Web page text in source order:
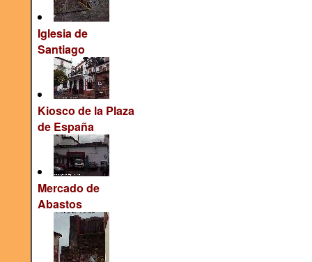
Iglesia de
Santiago
Kiosco de la Plaza
de España
Mercado de
Abastos